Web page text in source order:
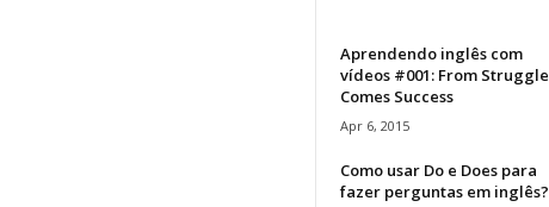
Aprendendo inglês com
vídeos #001: From Struggle
Comes Success
Apr 6, 2015
Como usar Do e Does para
fazer perguntas em inglês?